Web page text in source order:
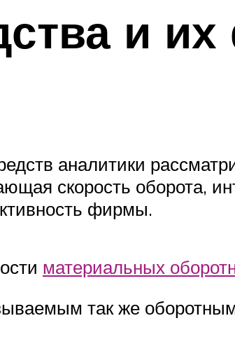
и
аналитики
скорость оборота,
фирмы.
материальных
так же